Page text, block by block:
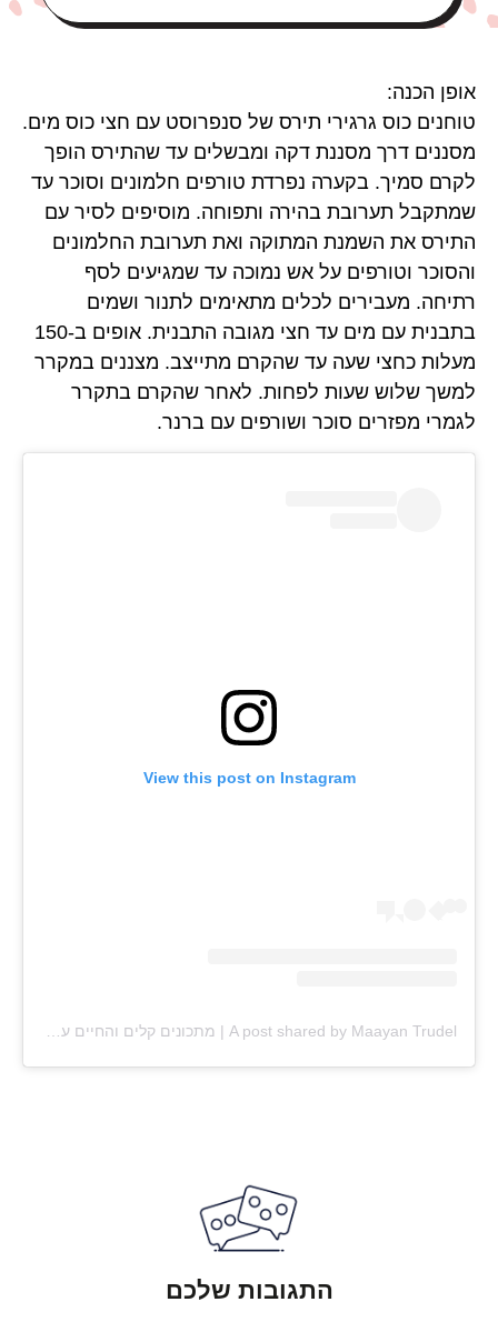
אופן הכנה:
טוחנים כוס גרגירי תירס של סנפרוסט עם חצי כוס מים.
מסננים דרך מסננת דקה ומבשלים עד שהתירס הופך
לקרם סמיך. בקערה נפרדת טורפים חלמונים וסוכר עד
שמתקבל תערובת בהירה ותפוחה. מוסיפים לסיר עם
התירס את השמנת המתוקה ואת תערובת החלמונים
והסוכר וטורפים על אש נמוכה עד שמגיעים לסף
רתיחה. מעבירים לכלים מתאימים לתנור ושמים
בתבנית עם מים עד חצי מגובה התבנית. אופים ב-150
מעלות כחצי שעה עד שהקרם מתייצב. מצננים במקרר
למשך שלוש שעות לפחות. לאחר שהקרם בתקרר
לגמרי מפזרים סוכר ושורפים עם ברנר.
View this post on Instagram
התגובות שלכם